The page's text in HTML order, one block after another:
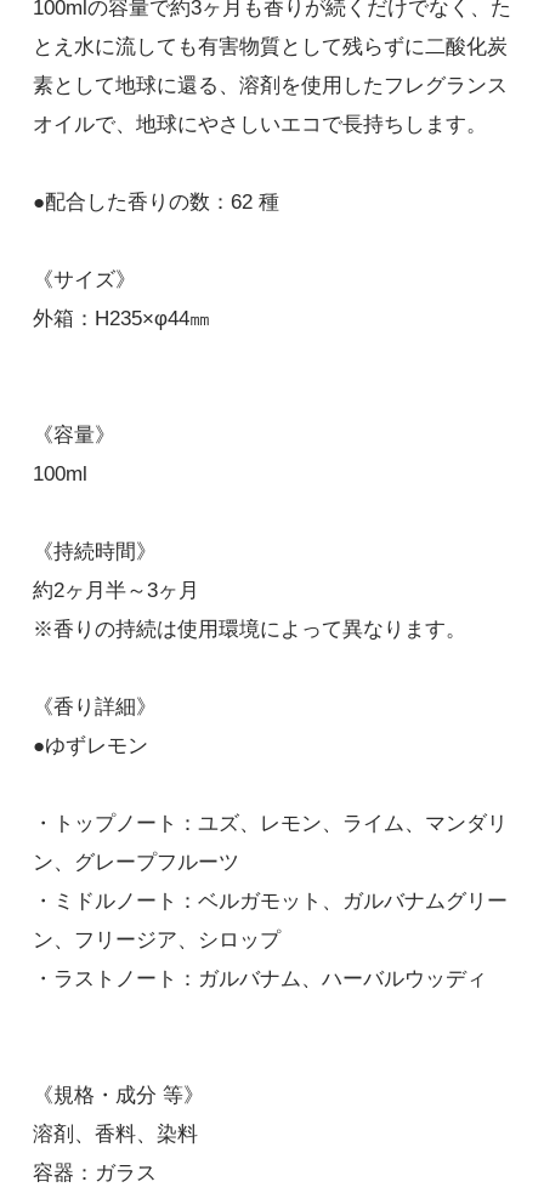
100mlの容量で約3ヶ月も香りが続くだけでなく、た
とえ水に流しても有害物質として残らずに二酸化炭
素として地球に還る、溶剤を使用したフレグランス
オイルで、地球にやさしいエコで長持ちします。
●配合した香りの数：62 種
《サイズ》
外箱：H235×φ44㎜
《容量》
100ml
《持続時間》
約2ヶ月半～3ヶ月
※香りの持続は使用環境によって異なります。
《香り詳細》
●ゆずレモン
・トップノート：ユズ、レモン、ライム、マンダリ
ン、グレープフルーツ
・ミドルノート：ベルガモット、ガルバナムグリー
ン、フリージア、シロップ
・ラストノート：ガルバナム、ハーバルウッディ
《規格・成分 等》
溶剤、香料、染料
容器：ガラス